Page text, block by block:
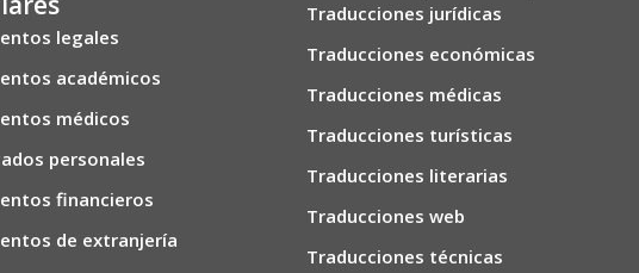
legales
académicos
médicos
personales
financieros
de extranjería
Traducciones jurídicas
Traducciones económicas
Traducciones médicas
Traducciones turísticas
Traducciones literarias
Traducciones web
Traducciones técnicas